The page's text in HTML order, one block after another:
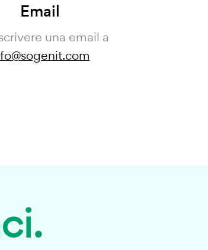
Email
una email a